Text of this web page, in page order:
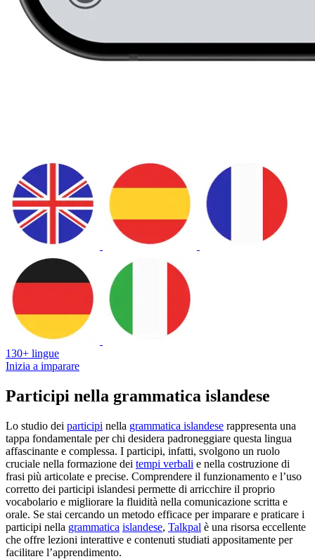
130+ lingue
Inizia a imparare
Participi nella grammatica islandese
Lo studio dei participi nella grammatica islandese rappresenta una
tappa fondamentale per chi desidera padroneggiare questa lingua
affascinante e complessa. I participi, infatti, svolgono un ruolo
cruciale nella formazione dei tempi verbali e nella costruzione di
frasi più articolate e precise. Comprendere il funzionamento e l’uso
corretto dei participi islandesi permette di arricchire il proprio
vocabolario e migliorare la fluidità nella comunicazione scritta e
orale. Se stai cercando un metodo efficace per imparare e praticare i
participi nella grammatica islandese, Talkpal è una risorsa eccellente
che offre lezioni interattive e contenuti studiati appositamente per
facilitare l’apprendimento.